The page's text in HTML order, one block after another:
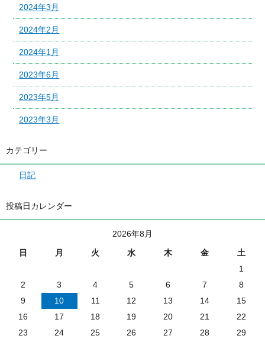
2024年3月
2024年2月
2024年1月
2023年6月
2023年5月
2023年3月
カテゴリー
日記
投稿日カレンダー
2026年8月
日
月 火 水 木 金
土
1
2
3 4 5 6 7
8
9
10 11 12 13 14
15
16
17 18 19 20 21
22
23
24 25 26 27 28 29